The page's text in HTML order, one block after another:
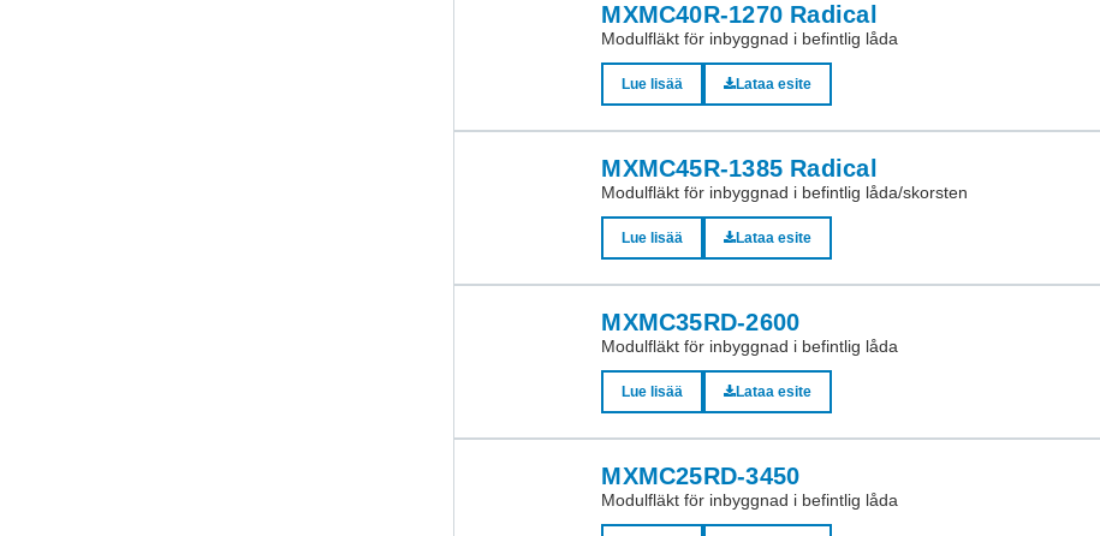
MXMC40R-1270 Radical
Modulfläkt för inbyggnad i befintlig låda
Lue lisää Lataa esite
MXMC45R-1385 Radical
Modulfläkt för inbyggnad i befintlig låda/skorsten
Lue lisää Lataa esite
MXMC35RD-2600
Modulfläkt för inbyggnad i befintlig låda
Lue lisää Lataa esite
MXMC25RD-3450
Modulfläkt för inbyggnad i befintlig låda